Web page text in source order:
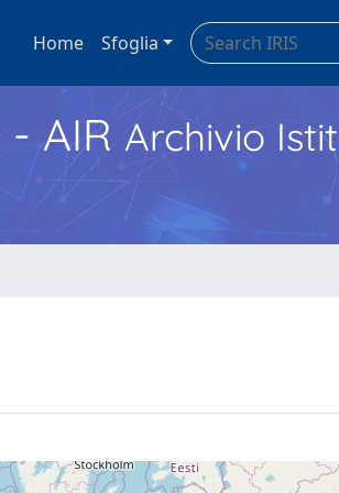
Home Sfoglia
- AIR Archivio